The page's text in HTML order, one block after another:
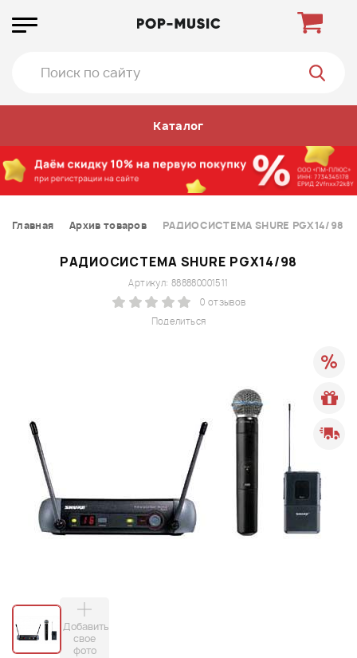
Каталог
Главная Архив товаров РАДИОСИСТЕМА SHURE PGX14/98
РАДИОСИСТЕМА SHURE PGX14/98
Поделиться
Артикул: 888880001511
0 отзывов
Добавить
свое
фото